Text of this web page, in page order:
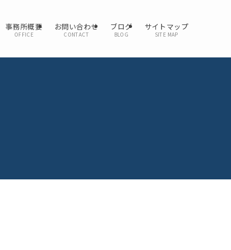
事務所概要
OFFICE
お問い合わせ
CONTACT
ブログ
BLOG
サイトマップ
SITE MAP